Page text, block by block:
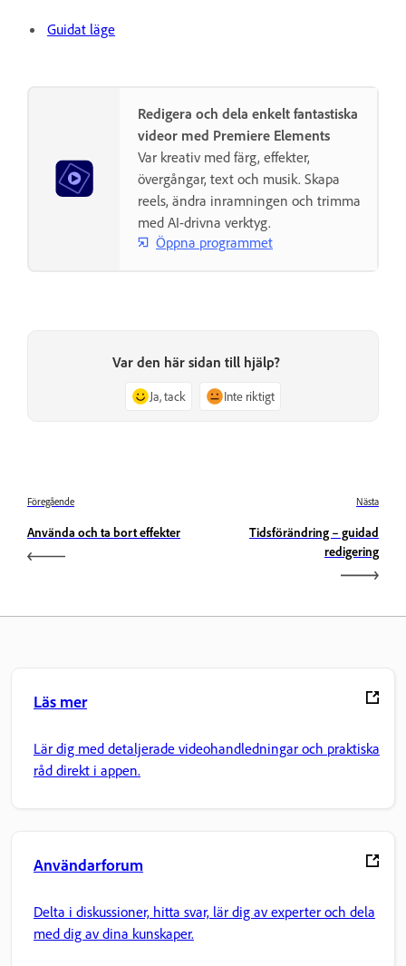
Guidat läge
Redigera och dela enkelt fantastiska
videor med Premiere Elements
Var kreativ med färg, effekter,
övergångar, text och musik. Skapa
reels, ändra inramningen och trimma
med AI-drivna verktyg.
Öppna programmet
Var den här sidan till hjälp?
Ja, tack Inte riktigt
Föregående
Använda och ta bort effekter
Nästa
Tidsförändring – guidad
redigering
Läs mer
Lär dig med detaljerade videohandledningar och praktiska
råd direkt i appen.
Användarforum
Delta i diskussioner, hitta svar, lär dig av experter och dela
med dig av dina kunskaper.